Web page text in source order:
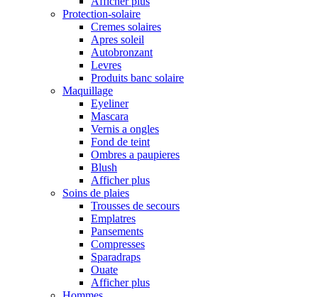
Protection-solaire
Cremes solaires
Apres soleil
Autobronzant
Levres
Produits banc solaire
Maquillage
Eyeliner
Mascara
Vernis a ongles
Fond de teint
Ombres a paupieres
Blush
Afficher plus
Soins de plaies
Trousses de secours
Emplatres
Pansements
Compresses
Sparadraps
Ouate
Afficher plus